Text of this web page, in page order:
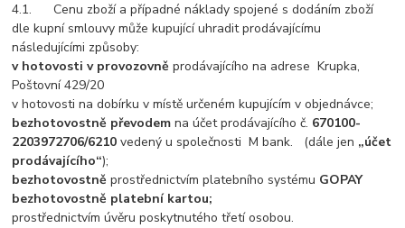
4.1. Cenu zboží a případné náklady spojené s dodáním zboží
dle kupní smlouvy může kupující uhradit prodávajícímu
následujícími způsoby:
v hotovosti v provozovně prodávajícího na adrese Krupka,
Poštovní 429/20
v hotovosti na dobírku v místě určeném kupujícím v objednávce;
bezhotovostně převodem na účet prodávajícího č. 670100-
2203972706/6210 vedený u společnosti Mbank. (dále jen „účet
prodávajícího“);
bezhotovostně prostřednictvím platebního systému GOPAY
bezhotovostně platební kartou;
prostřednictvím úvěru poskytnutého třetí osobou.